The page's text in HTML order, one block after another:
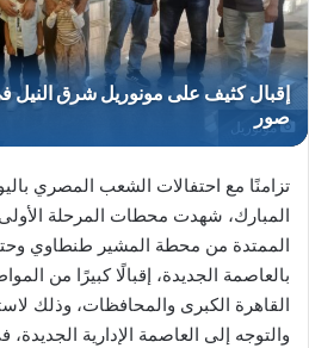
مونوريل
تزامنًا مع احتفالات الشعب المصري
المبارك، شهدت محطات المرحلة
الممتدة من محطة المشير طنطاوي
بالعاصمة الجديدة، إقبالًا كبيرًا من
القاهرة الكبرى والمحافظات، وذلك
والتوجه إلى العاصمة الإدارية